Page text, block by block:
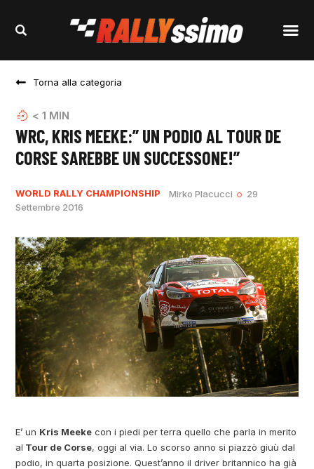
Torna alla categoria
< 1 MIN
WRC, KRIS MEEKE:” UN PODIO AL TOUR DE
CORSE SAREBBE UN SUCCESSONE!”
WORLD RALLY CHAMPIONSHIP Mirko Placucci
29
Settembre 2016
E’ un Kris Meeke con i piedi per terra quello che parla in merito
al Tour de Corse, oggi al via. Lo scorso anno si piazzò giuù dal
podio, in quarta posizione. Quest’anno il driver britannico ha già